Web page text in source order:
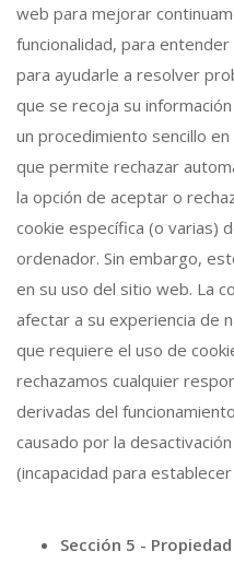
web para mejorar
funcionalidad, para
para ayudarle a resolver
que se recoja su
un procedimiento sencillo
que permite rechazar
la opción de aceptar o
cookie específica (o varias)
ordenador. Sin embargo,
en su uso del sitio web. La
afectar a su experiencia de
que requiere el uso de
rechazamos cualquier
derivadas del
causado por la
(incapacidad para
Sección 5 -